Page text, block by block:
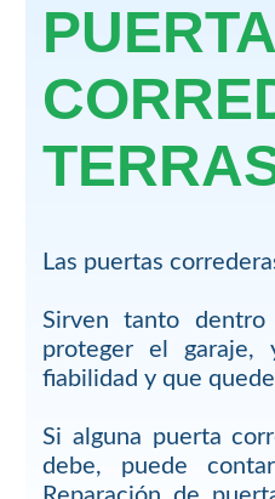
Las puertas
Sirven tanto
proteger el garaje,
fiabilidad y que
Si alguna puerta
debe, puede